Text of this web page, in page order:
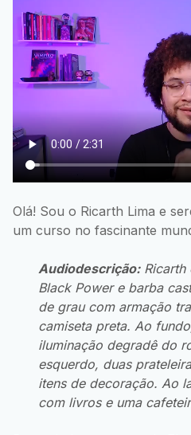
Olá! Sou o Ricarth Lima e
um curso no fascinante
Audiodescrição:Ricarth
Black Power e barba
de grau com armação
camiseta preta. Ao
iluminação degradê do
esquerdo, duas
itens de decoração. Ao
com livros e uma